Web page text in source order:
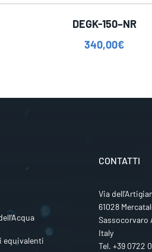
DEGK-150–NR
340,00€
equivalenti
CONTATTI
Via
61028
Sassocorvaro
Italy
Tel. +39 0722